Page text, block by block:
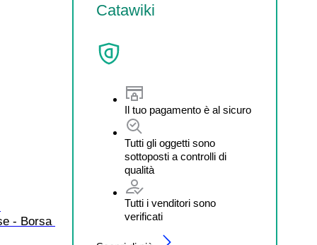
Catawiki
Il tuo pagamento è al sicuro
Tutti gli oggetti sono
sottoposti a controlli di
qualità
Tutti i venditori sono
verificati
- Borsa